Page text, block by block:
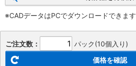
※CADデータはPCでダウンロードできます
ご注文数：
パック(10個入り)
価格を確認